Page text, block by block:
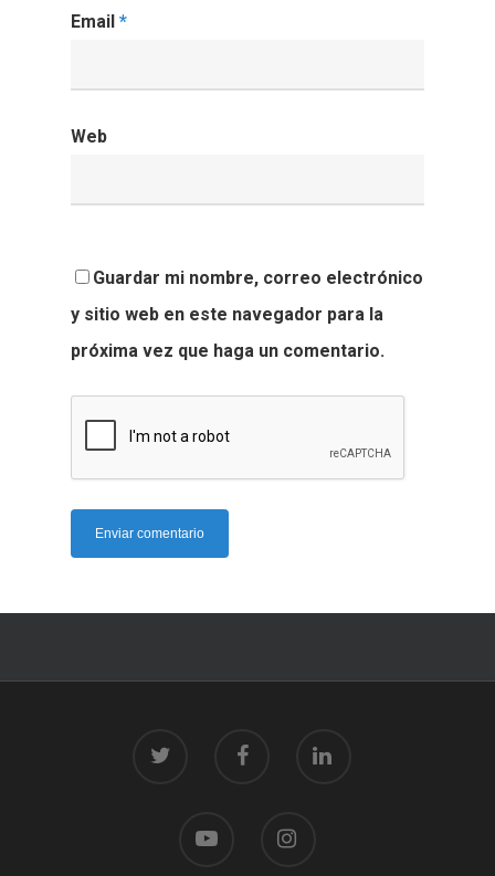
Email *
Web
Guardar mi nombre, correo electrónico
y sitio web en este navegador para la
próxima vez que haga un comentario.